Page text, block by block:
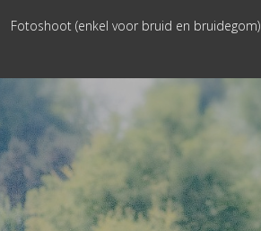
Fotoshoot (enkel voor bruid en bruidegom)